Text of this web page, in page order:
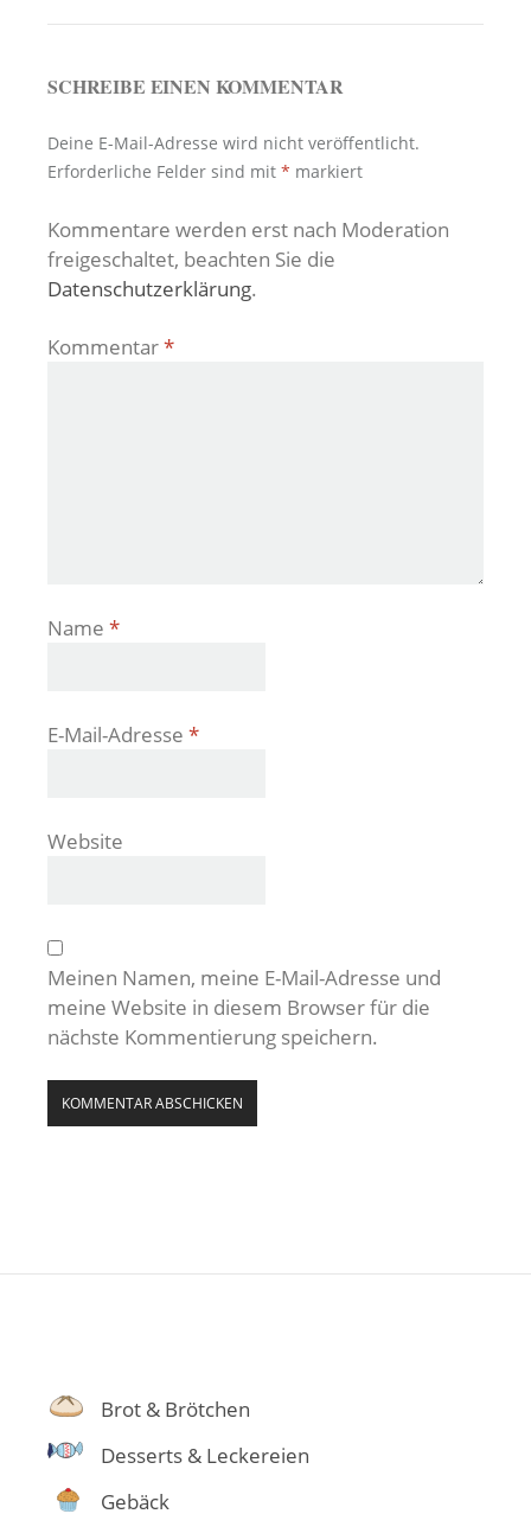
SCHREIBE EINEN KOMMENTAR
Deine E-Mail-Adresse wird nicht veröffentlicht.
Erforderliche Felder sind mit * markiert
Kommentare werden erst nach Moderation
freigeschaltet, beachten Sie die
Datenschutzerklärung.
Kommentar*
Name *
E-Mail-Adresse *
Website
Meinen Namen, meine E-Mail-Adresse und
meine Website in diesem Browser für die
nächste Kommentierung speichern.
Brot & Brötchen
Desserts & Leckereien
Gebäck